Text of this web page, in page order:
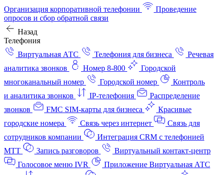
Организация корпоративной телефонии
Проведение
опросов и сбор обратной связи
Назад
Телефония
Виртуальная АТС
Телефония для бизнеса
Речевая
аналитика звонков
Номер 8-800
Городской
многоканальный номер
Городской номер
Контроль
и аналитика звонков
IP-телефония
Распределение
звонков
FMC SIM-карты для бизнеса
Красивые
городские номера
Связь через интернет
Связь для
сотрудников компании
Интеграция CRM с телефонией
МТТ
Запись разговоров
Виртуальный контакт‑центр
Голосовое меню IVR
Приложение Виртуальная АТС